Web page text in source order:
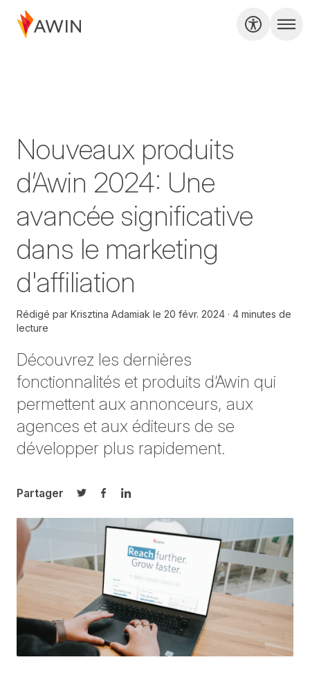
Nouveaux produits
d’Awin 2024: Une
avancée significative
dans le marketing
d'affiliation
Rédigé par Krisztina Adamiak le 20 févr. 2024
4 minutes de
lecture
Découvrez les dernières
fonctionnalités et produits d’Awin qui
permettent aux annonceurs, aux
agences et aux éditeurs de se
développer plus rapidement.
Partager
Partager sur Twitter
Partager sur Facebook
Partager sur LinkedIn